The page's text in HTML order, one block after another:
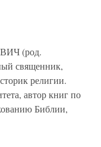
(род.
священник,
религии.
автор книг по
Библии,